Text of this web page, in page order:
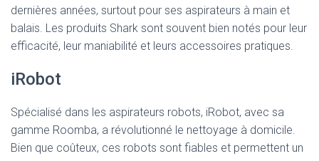
dernières années, surtout pour ses aspirateurs à main et
balais. Les produits Shark sont souvent bien notés pour leur
efficacité, leur maniabilité et leurs accessoires pratiques.
iRobot
Spécialisé dans les aspirateurs robots, iRobot, avec sa
gamme Roomba, a révolutionné le nettoyage à domicile.
Bien que coûteux, ces robots sont fiables et permettent un